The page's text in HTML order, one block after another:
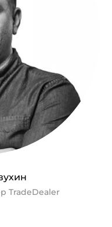
TradeDealer